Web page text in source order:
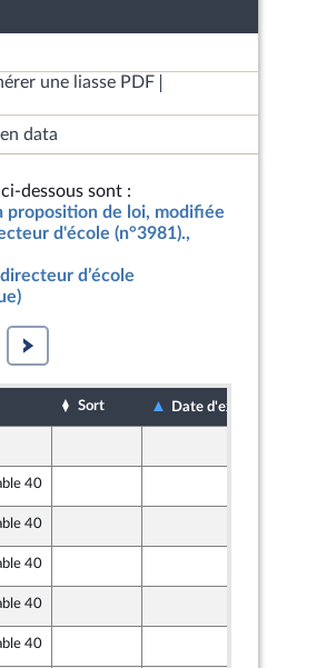
une liasse PDF
data
dessous sont :
proposition de loi, modifiée
d'école (n°3981).,
d’école
Sort Date d'examen
40
40
40
40
40